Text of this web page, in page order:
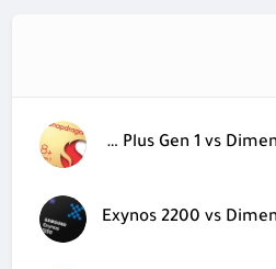
Snapdragon 8 Plus Gen 1 vs Dimensity 9000 Plus
Exynos 2200 vs